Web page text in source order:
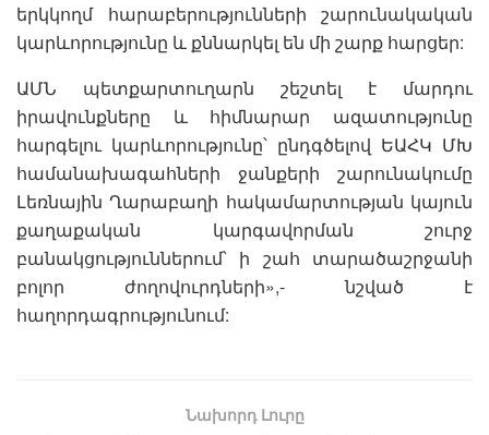
երկկողմ հարաբերությունների շարունակական
կարևորությունը և քննարկել են մի շարք հարցեր:
ԱՄՆ պետքարտուղարն շեշտել է մարդու
իրավունքները և հիմնարար ազատությունը
հարգելու կարևորությունը՝ ընդգծելով ԵԱՀԿ ՄԽ
համանախագահների ջանքերի շարունակումը
Լեռնային Ղարաբաղի հակամարտության կայուն
քաղաքական կարգավորման շուրջ
բանակցություններում՝ ի շահ տարածաշրջանի
բոլոր ժողովուրդների»,- նշված է
հաղորդագրությունում:
Նախորդ Լուրը